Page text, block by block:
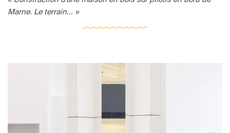
Marne. Le terrain... »